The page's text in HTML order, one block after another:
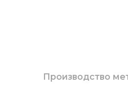
Производство